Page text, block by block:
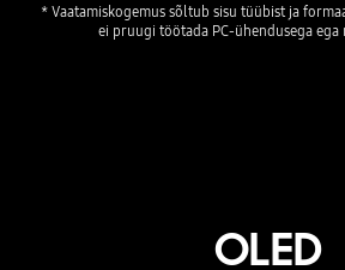
* Vaatamiskogemus sõltub sisu tüübist ja
ei pruugi töötada PC-ühendusega ega
OLED